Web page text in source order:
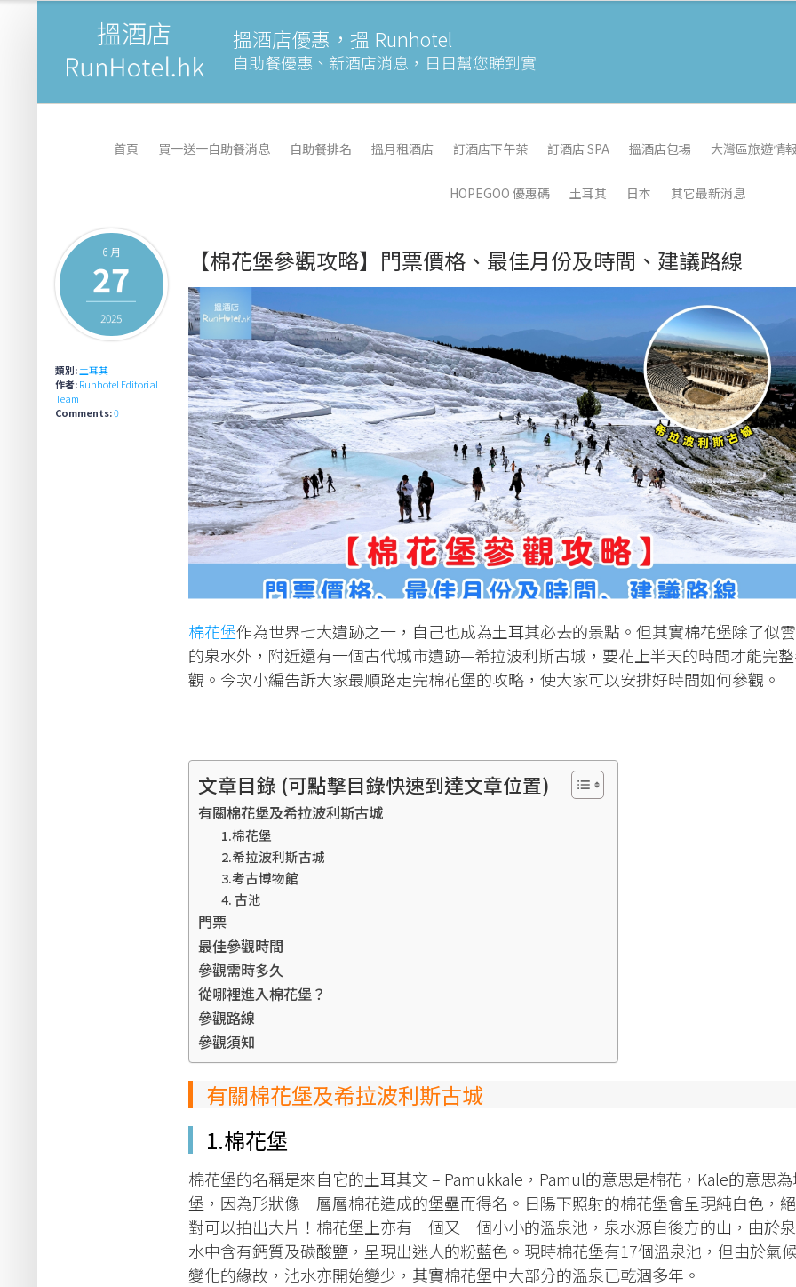
搵酒店優惠，搵 Runhotel
自助餐優惠、新酒店消息， 日日幫您睇到實
首頁 買一送一自助餐消息 自助餐排名 搵月租酒店 訂酒店下午茶 訂酒店 SPA 搵酒店包場 大灣區旅遊情
HOPEGOO 優惠碼 土耳其 日本 其它最新消息
6 月
27
2025
類別:土耳其
作者:Runhotel Editorial
Team
Comments:0
【棉花堡參觀攻略】門票價格、最佳月份及時間、建議路線
棉花堡作為世界七大遺跡之一，自己也成為土耳其必去的景點。但其實棉花堡除了似雲
的泉水外，附近還有一個古代城市遺跡—希拉波利斯古城，要花上半天的時間才能完
觀。今次小編告訴大家最順路走完棉花堡的攻略，使大家可以安排好時間如何參觀。
文章目錄 (可點擊目錄快速到達文章位置)
有關棉花堡及希拉波利斯古城
1.棉花堡
2.希拉波利斯古城
3.考古博物館
4. 古池
門票
最佳參觀時間
參觀需時多久
從哪裡進入棉花堡？
參觀路線
參觀須知
有關棉花堡及希拉波利斯古城
1.棉花堡
棉花堡的名稱是來自它的土耳其文 – Pamukkale，Pamul的意思是棉花，Kale的意思
堡，因為形狀像一層層棉花造成的堡壘而得名。日陽下照射的棉花堡會呈現純白色，絕
對可以拍出大片！棉花堡上亦有一個又一個小小的溫泉池，泉水源自後方的山，由於泉
水中含有鈣質及碳酸鹽，呈現出迷人的粉藍色。現時棉花堡有17個溫泉池，但由於氣
變化的緣故，池水亦開始變少，其實棉花堡中大部分的溫泉已乾涸多年。